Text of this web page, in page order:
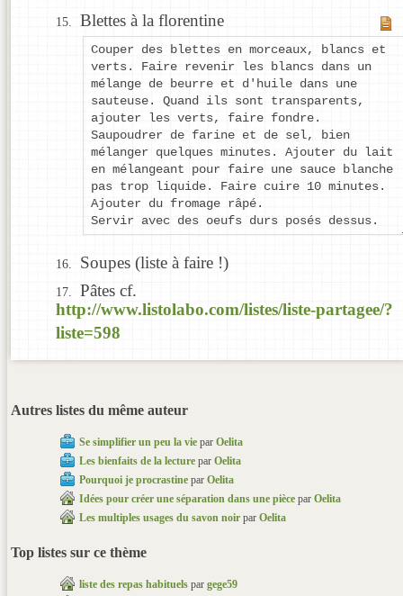
Blettes à la florentine
Couper des blettes en morceaux, blancs et
verts. Faire revenir les blancs dans un
mélange de beurre et d'huile dans une
sauteuse. Quand ils sont transparents,
ajouter les verts, faire fondre.
Saupoudrer de farine et de sel, bien
mélanger quelques minutes. Ajouter du lait
en mélangeant pour faire une sauce blanche
pas trop liquide. Faire cuire 10 minutes.
Ajouter du fromage râpé.
Servir avec des oeufs durs posés dessus.
Soupes (liste à faire !)
Pâtes cf.
http://www.listolabo.com/listes/liste-partagee/?
liste=598
Autres listes du même auteur
Se simplifier un peu la vie par Oelita
Les bienfaits de la lecture par Oelita
Pourquoi je procrastine par Oelita
Idées pour créer une séparation dans une pièce par Oelita
Les multiples usages du savon noir par Oelita
Top listes sur ce thème
liste des repas habituels par gege59